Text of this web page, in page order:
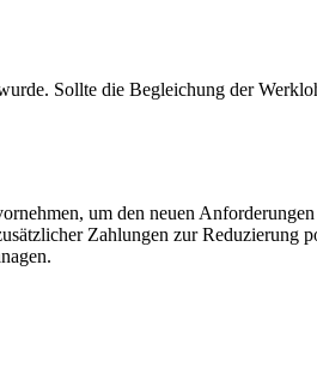
Sollte die Begleichung der
um den neuen
Zahlungen zur Reduzierung